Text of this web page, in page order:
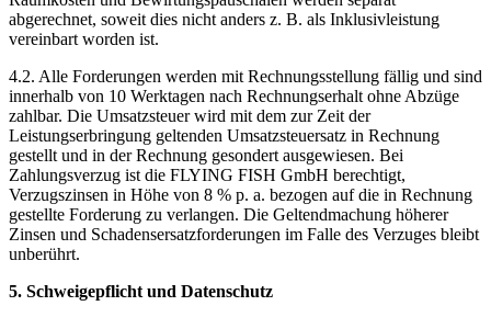
abgerechnet, soweit dies nicht anders z. B. als Inklusivleistung
vereinbart worden ist.
4.2. Alle Forderungen werden mit Rechnungsstellung fällig und sind
innerhalb von 10 Werktagen nach Rechnungserhalt ohne Abzüge
zahlbar. Die Umsatzsteuer wird mit dem zur Zeit der
Leistungserbringung geltenden Umsatzsteuersatz in Rechnung
gestellt und in der Rechnung gesondert ausgewiesen. Bei
Zahlungsverzug ist die FLYING FISH GmbH berechtigt,
Verzugszinsen in Höhe von 8 % p. a. bezogen auf die in Rechnung
gestellte Forderung zu verlangen. Die Geltendmachung höherer
Zinsen und Schadensersatzforderungen im Falle des Verzuges bleibt
unberührt.
5. Schweigepflicht und Datenschutz